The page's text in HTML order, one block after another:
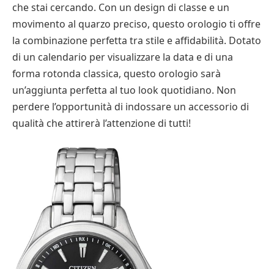
che stai cercando. Con un design di classe e un
movimento al quarzo preciso, questo orologio ti offre
la combinazione perfetta tra stile e affidabilità. Dotato
di un calendario per visualizzare la data e di una
forma rotonda classica, questo orologio sarà
un’aggiunta perfetta al tuo look quotidiano. Non
perdere l’opportunità di indossare un accessorio di
qualità che attirerà l’attenzione di tutti!